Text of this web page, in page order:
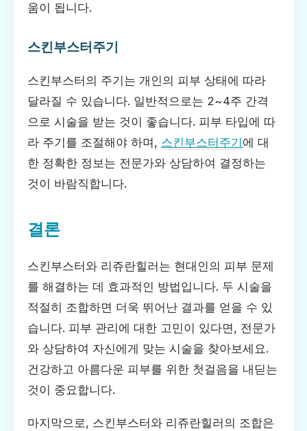
움이 됩니다.
스킨부스터주기
스킨부스터의 주기는 개인의 피부 상태에 따라
달라질 수 있습니다. 일반적으로는 2~4주 간격
으로 시술을 받는 것이 좋습니다. 피부 타입에 따
라 주기를 조절해야 하며, 스킨부스터주기 에 대
한 정확한 정보는 전문가와 상담하여 결정하는
것이 바람직합니다.
결론
스킨부스터와 리쥬란힐러는 현대인의 피부 문제
를 해결하는 데 효과적인 방법입니다. 두 시술을
적절히 조합하면 더욱 뛰어난 결과를 얻을 수 있
습니다. 피부 관리에 대한 고민이 있다면, 전문가
와 상담하여 자신에게 맞는 시술을 찾아보세요.
건강하고 아름다운 피부를 위한 첫걸음을 내딛는
것이 중요합니다.
마지막으로, 스킨부스터와 리쥬란힐러의 조합은